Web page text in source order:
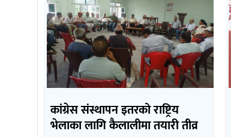
कांग्रेस संस्थापन इतरको राष्ट्रिय
भेलाका लागि कैलालीमा तयारी तीव्र